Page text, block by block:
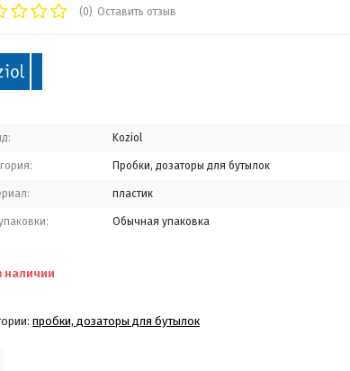
(0) Оставить отзыв
Koziol
Пробки, дозаторы для бутылок
пластик
Обычная упаковка
наличии
пробки, дозаторы для бутылок